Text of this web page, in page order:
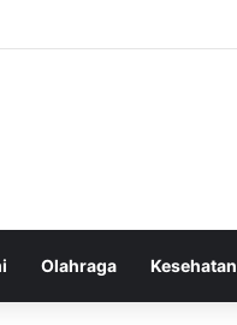
Olahraga Kesehatan